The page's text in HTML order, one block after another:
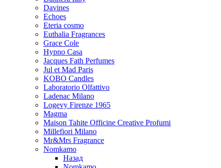
Davines
Echoes
Eteria cosmo
Euthalia Fragrances
Grace Cole
Hypno Casa
Jacques Fath Perfumes
Jul et Mad Paris
KOBO Candles
Laboratorio Olfattivo
Ladenac Milano
Logevy Firenze 1965
Magma
Maison Tahite Officine Creative Profumi
Millefiori Milano
Mr&Mrs Fragrance
Nomkamo
Назад